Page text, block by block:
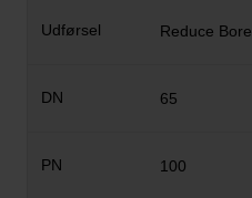
Reduce Bore
65
100